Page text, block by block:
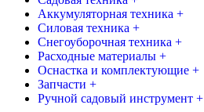
Аккумуляторная техника +
Силовая техника +
Снегоуборочная техника +
Расходные материалы +
Оснастка и комплектующие +
Запчасти +
Ручной садовый инструмент +